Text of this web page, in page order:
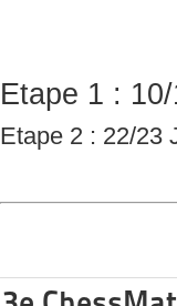
Etape 1 :
Etape 2 : 22/23